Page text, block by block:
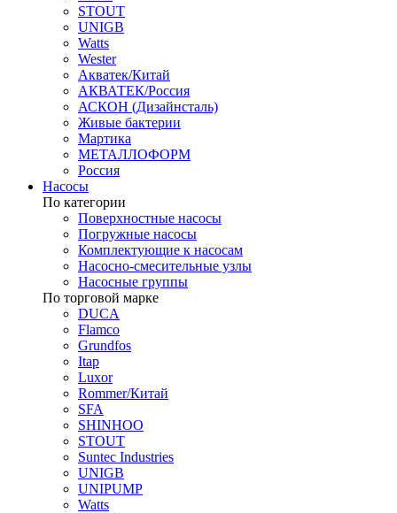
STOUT
UNIGB
Watts
Wester
Акватек/Китай
АКВАТЕК/Россия
АСКОН (Дизайнсталь)
Живые бактерии
Мартика
МЕТАЛЛОФОРМ
Россия
Насосы
По категории
Поверхностные насосы
Погружные насосы
Комплектующие к насосам
Насосно-смесительные узлы
Насосные группы
По торговой марке
DUCA
Flamco
Grundfos
Itap
Luxor
Rommer/Китай
SFA
SHINHOO
STOUT
Suntec Industries
UNIGB
UNIPUMP
Watts